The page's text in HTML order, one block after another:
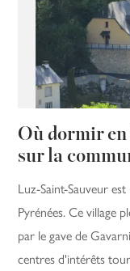
Où dormir en
sur la
Luz-Saint-Sauveur
Pyrénées. Ce village
par le gave de
centres d'intérêts